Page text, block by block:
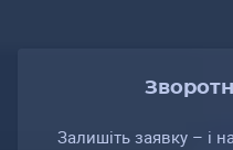
Залишіть заявку – і